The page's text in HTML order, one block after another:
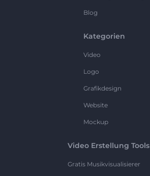
Blog
Kategorien
Video
Logo
Grafikdesign
Website
Mockup
Video Erstellung Tools
Gratis Musikvisualisierer